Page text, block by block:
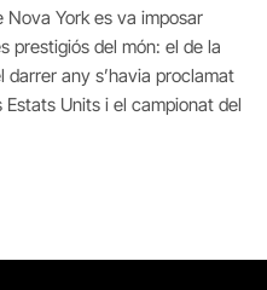
Nova York es va imposar
prestigiós del món: el de la
any s’havia proclamat
Units i el campionat del